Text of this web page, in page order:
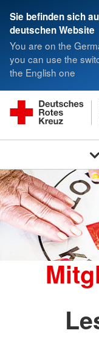
Sie befinden sich
deutschen Website
You are on the
you can use the
the English one